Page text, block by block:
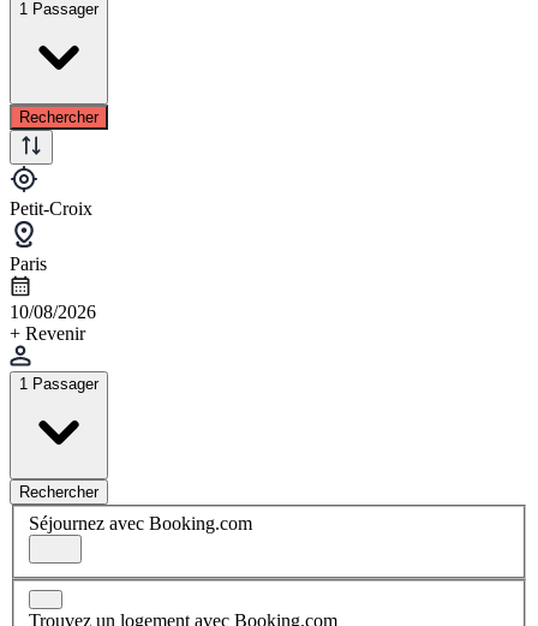
1 Passager
Rechercher
Petit-Croix
Paris
10/08/2026
+ Revenir
1 Passager
Rechercher
Séjournez avec Booking.com
Trouvez un logement avec Booking.com